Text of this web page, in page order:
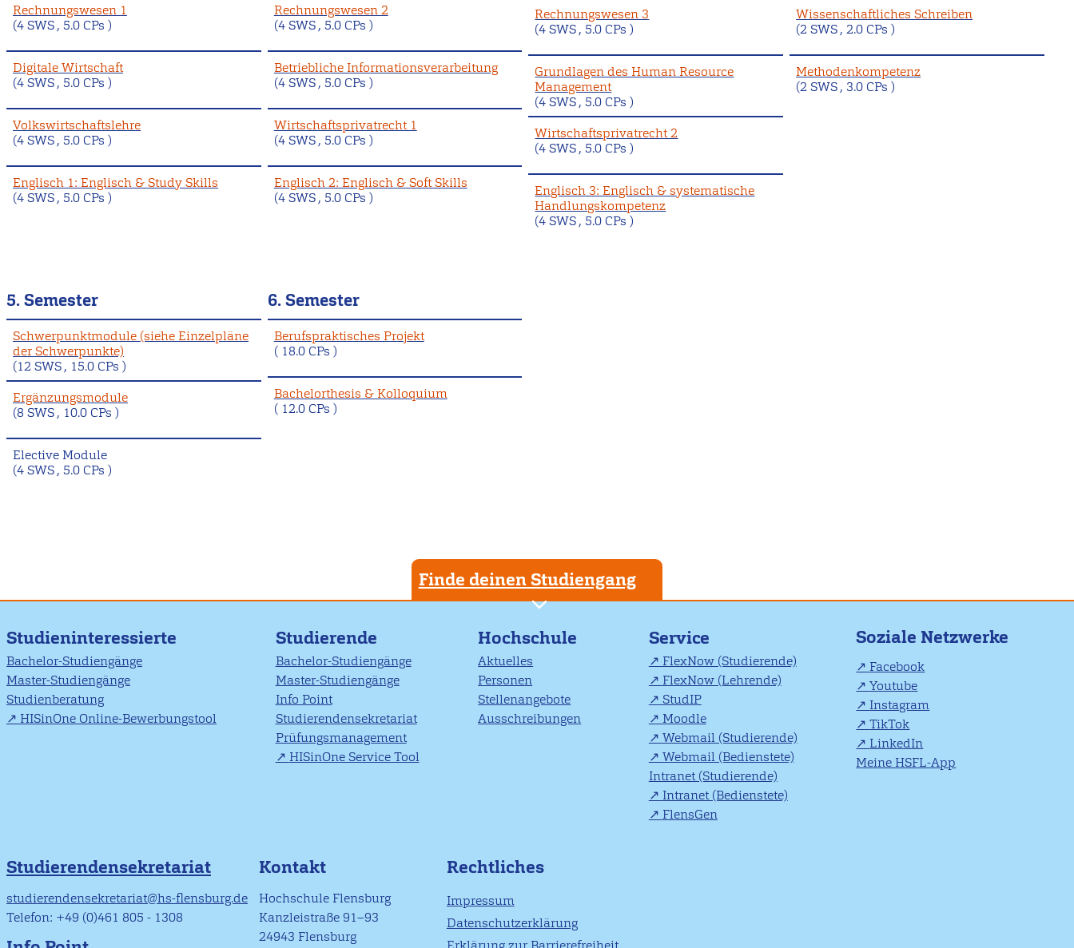
Rechnungswesen 1
(4 SWS , 5.0 CPs )
Digitale Wirtschaft
(4 SWS , 5.0 CPs )
Volkswirtschaftslehre
(4 SWS , 5.0 CPs )
Englisch 1: Englisch & Study Skills
(4 SWS , 5.0 CPs )
Rechnungswesen 2
(4 SWS , 5.0 CPs )
Betriebliche Informationsverarbeitung
(4 SWS , 5.0 CPs )
Wirtschaftsprivatrecht 1
(4 SWS , 5.0 CPs )
Englisch 2: Englisch & Soft Skills
(4 SWS , 5.0 CPs )
Rechnungswesen 3
(4 SWS , 5.0 CPs )
Grundlagen des Human Resource
Management
(4 SWS , 5.0 CPs )
Wirtschaftsprivatrecht 2
(4 SWS , 5.0 CPs )
Englisch 3: Englisch & systematische
Handlungskompetenz
(4 SWS , 5.0 CPs )
Wissenschaftliches Schreiben
(2 SWS , 2.0 CPs )
Methodenkompetenz
(2 SWS , 3.0 CPs )
5. Semester
Schwerpunktmodule (siehe Einzelpläne
der Schwerpunkte)
(12 SWS , 15.0 CPs )
Ergänzungsmodule
(8 SWS , 10.0 CPs )
Elective Module
(4 SWS , 5.0 CPs )
6. Semester
Berufspraktisches Projekt
( 18.0 CPs )
Bachelorthesis & Kolloquium
( 12.0 CPs )
Finde deinen Studiengang
Studieninteressierte
Bachelor-Studiengänge
Master-Studiengänge
Studienberatung
HISinOne Online-Bewerbungstool
Studierende
Bachelor-Studiengänge
Master-Studiengänge
Info Point
Studierendensekretariat
Prüfungsmanagement
HISinOne Service Tool
Hochschule
Aktuelles
Personen
Stellenangebote
Ausschreibungen
Service
FlexNow (Studierende)
FlexNow (Lehrende)
StudIP
Moodle
Webmail (Studierende)
Webmail (Bedienstete)
Intranet (Studierende)
Intranet (Bedienstete)
FlensGen
Soziale Netzwerke
Facebook
Youtube
Instagram
TikTok
LinkedIn
Meine HSFL-App
Studierendensekretariat
studierendensekretariat@hs-flensburg.de
Telefon: +49 (0)461 805 - 1308
Kontakt
Hochschule Flensburg
Kanzleistraße 91–93
24943 Flensburg
Rechtliches
Impressum
Datenschutzerklärung